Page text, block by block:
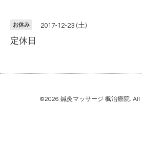
お休み 2017-12-23 (土)
定休日
©2026 鍼灸マッサージ 楓治療院. All